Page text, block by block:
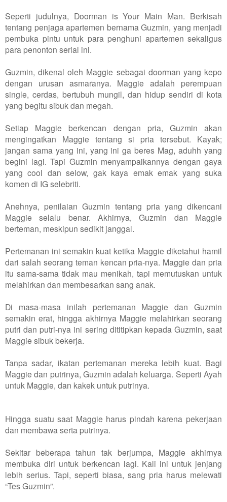
Seperti judulnya, Doorman is Your Main Man. Berkisah
tentang penjaga apartemen bernama Guzmin, yang menjadi
pembuka pintu untuk para penghuni apartemen sekaligus
para penonton serial ini.
Guzmin, dikenal oleh Maggie sebagai doorman yang kepo
dengan urusan asmaranya. Maggie adalah perempuan
single, cerdas, bertubuh mungil, dan hidup sendiri di kota
yang begitu sibuk dan megah.
Setiap Maggie berkencan dengan pria, Guzmin akan
mengingatkan Maggie tentang si pria tersebut. Kayak;
jangan sama yang ini, yang ini ga beres Mag, aduhh yang
begini lagi. Tapi Guzmin menyampaikannya dengan gaya
yang cool dan selow, gak kaya emak emak yang suka
komen di IG selebriti.
Anehnya, penilaian Guzmin tentang pria yang dikencani
Maggie selalu benar. Akhirnya, Guzmin dan Maggie
berteman, meskipun sedikit janggal.
Pertemanan ini semakin kuat ketika Maggie diketahui hamil
dari salah seorang teman kencan pria-nya. Maggie dan pria
itu sama-sama tidak mau menikah, tapi memutuskan untuk
melahirkan dan membesarkan sang anak.
Di masa-masa inilah pertemanan Maggie dan Guzmin
semakin erat, hingga akhirnya Maggie melahirkan seorang
putri dan putri-nya ini sering dititipkan kepada Guzmin, saat
Maggie sibuk bekerja.
Tanpa sadar, ikatan pertemanan mereka lebih kuat. Bagi
Maggie dan putrinya, Guzmin adalah keluarga. Seperti Ayah
untuk Maggie, dan kakek untuk putrinya.
Hingga suatu saat Maggie harus pindah karena pekerjaan
dan membawa serta putrinya.
Sekitar beberapa tahun tak berjumpa, Maggie akhirnya
membuka diri untuk berkencan lagi. Kali ini untuk jenjang
lebih serius. Tapi, seperti biasa, sang pria harus melewati
“Tes Guzmin”.